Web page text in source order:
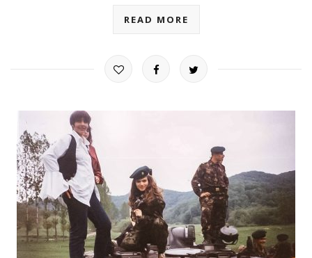
READ MORE